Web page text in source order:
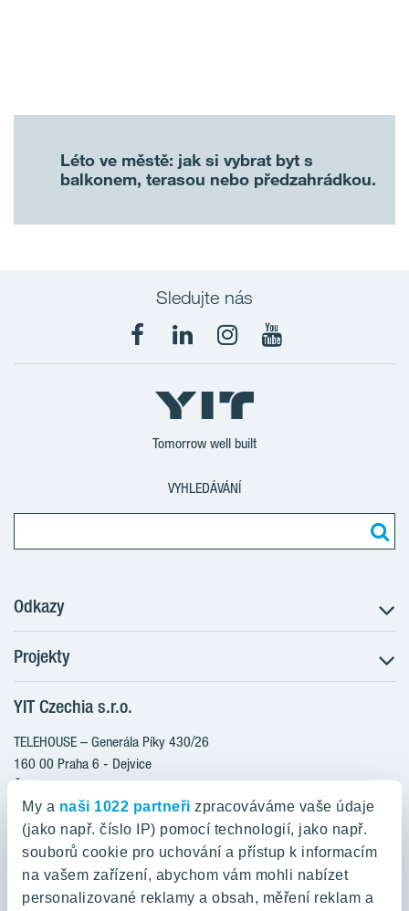
My a naši 1022 partneři zpracováváme vaše údaje
(jako např. číslo IP) pomocí technologií, jako např.
souborů cookie pro uchování a přístup k informacím
na vašem zařízení, abychom vám mohli nabízet
personalizované reklamy a obsah, měření reklam a
Léto ve městě: jak si vybrat byt s
balkonem, terasou nebo předzahrádkou.
Sledujte nás
Tomorrow well built
VYHLEDÁVÁNÍ
Odkazy
Postup koupě
Klientské změny
Aktuality
Blog
Kariéra
O nás
YIT PLUS
Projekty
RANTA Barrandov III
RANTA Barrandov IV
TOIVO Roztyly II
KALEVALA
VIRTA Kladno
KATTILA Kamýk
YIT Czechia s.r.o.
TELEHOUSE – Generála Píky 430/26
160 00 Praha 6 - Dejvice
Česká republika
800 200 666
domov@yit.cz